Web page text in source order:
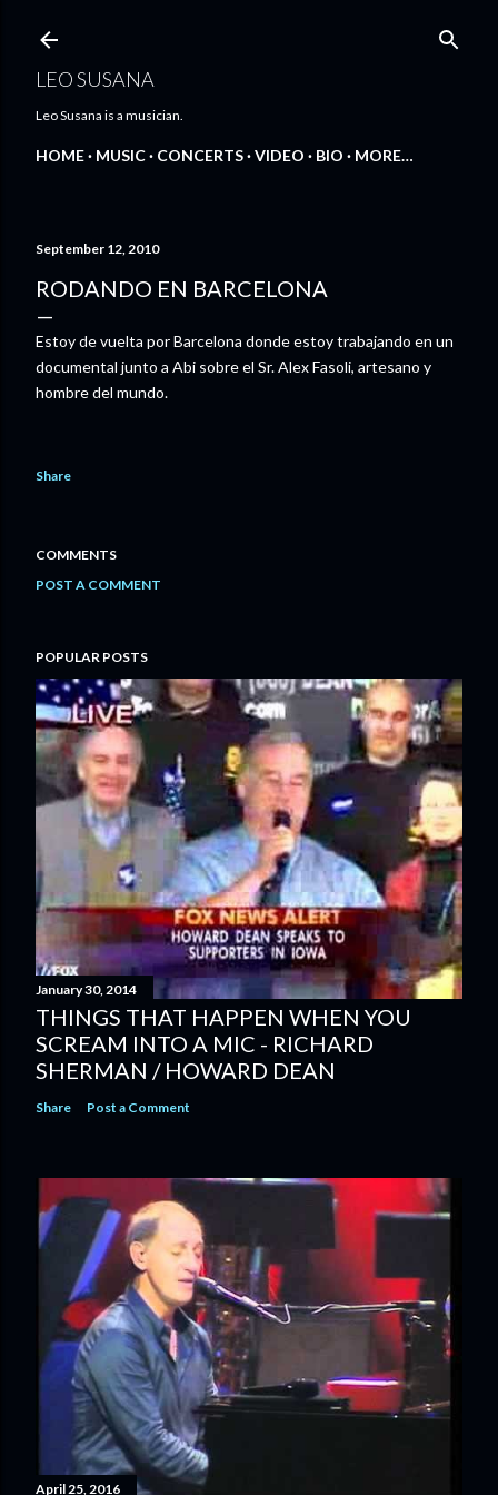
LEO SUSANA
Leo Susana is a musician.
HOME MUSIC CONCERTS VIDEO BIO MORE…
September 12, 2010
RODANDO EN BARCELONA
Estoy de vuelta por Barcelona donde estoy trabajando en un
documental junto a Abi sobre el Sr. Alex Fasoli, artesano y
hombre del mundo.
Share
COMMENTS
POST A COMMENT
POPULAR POSTS
January 30, 2014
THINGS THAT HAPPEN WHEN YOU
SCREAM INTO A MIC - RICHARD
SHERMAN / HOWARD DEAN
Share Post a Comment
April 25, 2016